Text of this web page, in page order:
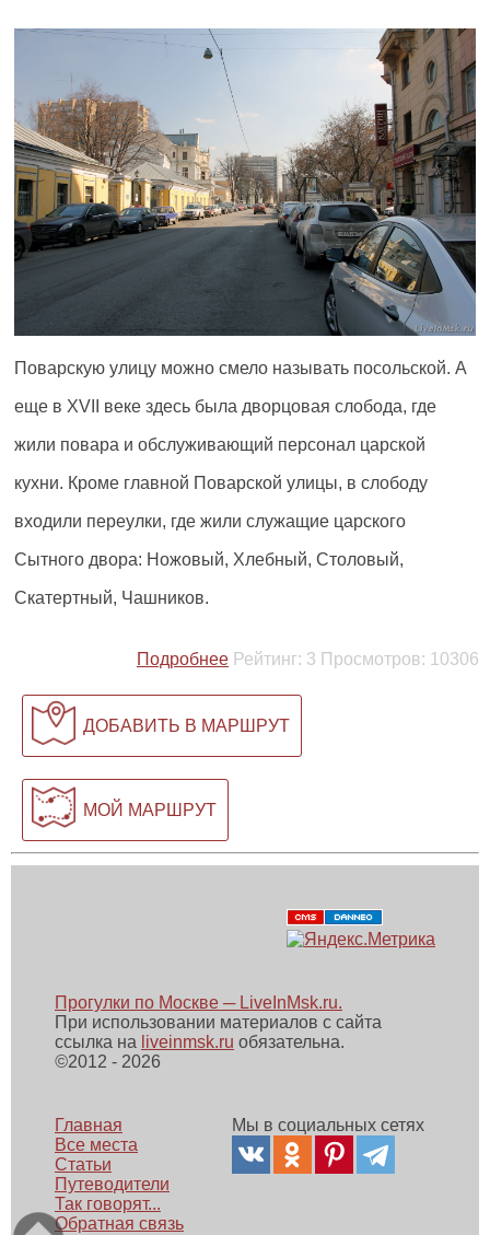
Поварскую улицу можно смело называть посольской. А
еще в XVII веке здесь была дворцовая слобода, где
жили повара и обслуживающий персонал царской
кухни. Кроме главной Поварской улицы, в слободу
входили переулки, где жили служащие царского
Сытного двора: Ножовый, Хлебный, Столовый,
Скатертный, Чашников.
Подробнее Рейтинг: 3 Просмотров: 10306
ДОБАВИТЬ В МАРШРУТ
МОЙ МАРШРУТ
Прогулки по Москве ─ LiveInMsk.ru.
При использовании материалов с сайта
ссылка на liveinmsk.ru обязательна.
©2012 - 2026
Главная
Все места
Статьи
Путеводители
Так говорят...
Обратная связь
Мы в социальных сетях